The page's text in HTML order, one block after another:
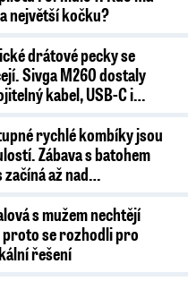
největší kočku?
drátové pecky se
Sivga M260 dostaly
kabel, USB-C i…
rychlé kombíky jsou
Zábava s batohem
začíná až nad…
s mužem nechtějí
se rozhodli pro
řešení